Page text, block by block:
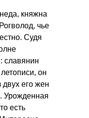
княжна
чье
Судя
славянин
он
его жен
Урожденная
есть